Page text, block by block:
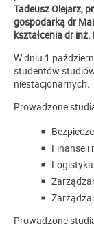
Tadeusz Olejarz,
gospodarką dr
kształcenia dr
W dniu 1
studentów
niestacjonarnych.
Prowadzone
Finanse i
Logistyka
Prowadzone